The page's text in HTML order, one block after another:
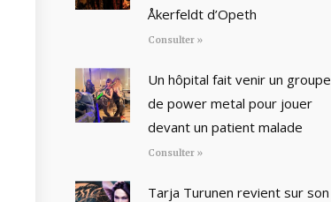
Åkerfeldt d’Opeth
Consulter »
Un hôpital fait venir un groupe
de power metal pour jouer
devant un patient malade
Consulter »
Tarja Turunen revient sur son